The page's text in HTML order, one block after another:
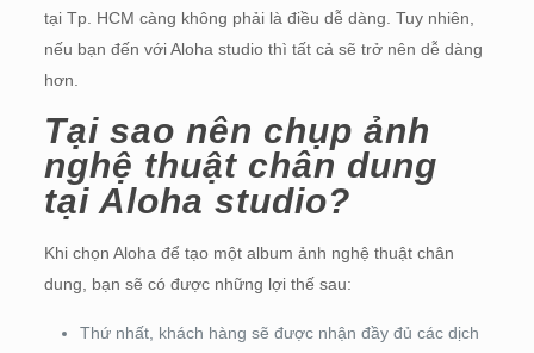
tại Tp. HCM càng không phải là điều dễ dàng. Tuy nhiên,
nếu bạn đến với Aloha studio thì tất cả sẽ trở nên dễ dàng
hơn.
Tại sao nên chụp ảnh
nghệ thuật chân dung
tại Aloha studio?
Khi chọn Aloha để tạo một album ảnh nghệ thuật chân
dung, bạn sẽ có được những lợi thế sau:
Thứ nhất, khách hàng sẽ được nhận đầy đủ các dịch